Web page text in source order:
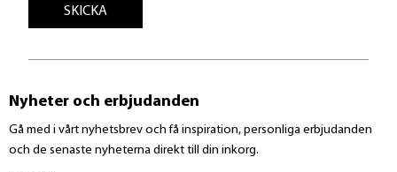
Nyheter och erbjudanden
Gå med i vårt nyhetsbrev och få inspiration, personliga erbjudanden
och de senaste nyheterna direkt till din inkorg.